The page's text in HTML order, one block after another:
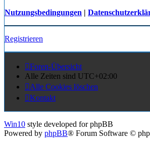
Nutzungsbedingungen |
Registrieren
Foren-Übersicht
Alle Zeiten sind UTC+02:00
Alle Cookies löschen
Kontakt
Win10 style developed for phpBB
Powered by phpBB® Forum Software ©